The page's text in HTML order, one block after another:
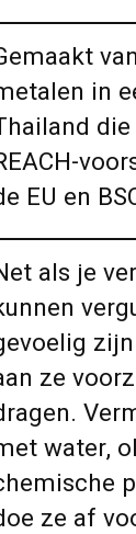
in
EU en
als je
ze
water,
ze af